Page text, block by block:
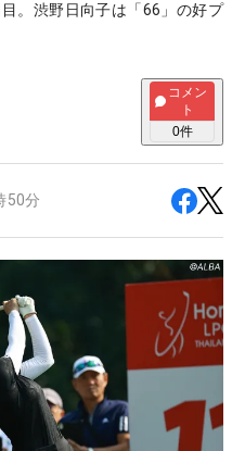
。渋野日向子は「66」の好プ
コメン
ト
0件
50分